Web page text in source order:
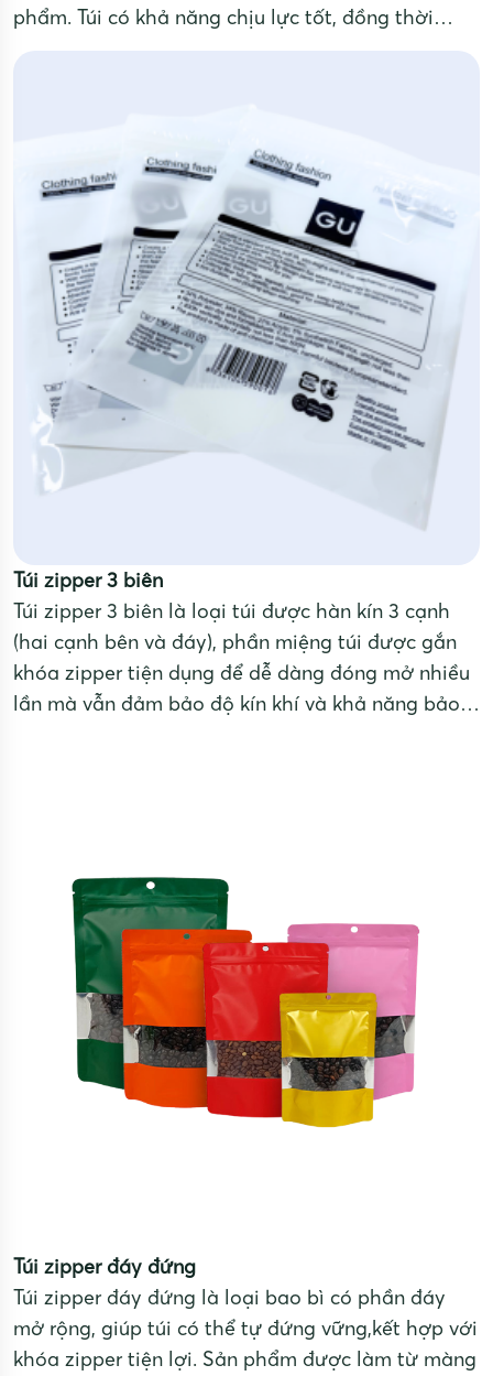
phẩm. Túi có khả năng chịu lực tốt, đồng thời
ngăn thấm khí, chống ẩm, chống oxy hóa và vi
Túi zipper 3 biên
Túi zipper 3 biên là loại túi được hàn kín 3 cạnh
(hai cạnh bên và đáy), phần miệng túi được gắn
khóa zipper tiện dụng để dễ dàng đóng mở nhiều
lần mà vẫn đảm bảo độ kín khí và khả năng bảo
Túi zipper đáy đứng
Túi zipper đáy đứng là loại bao bì có phần đáy
mở rộng, giúp túi có thể tự đứng vững,kết hợp với
khóa zipper tiện lợi. Sản phẩm được làm từ màng